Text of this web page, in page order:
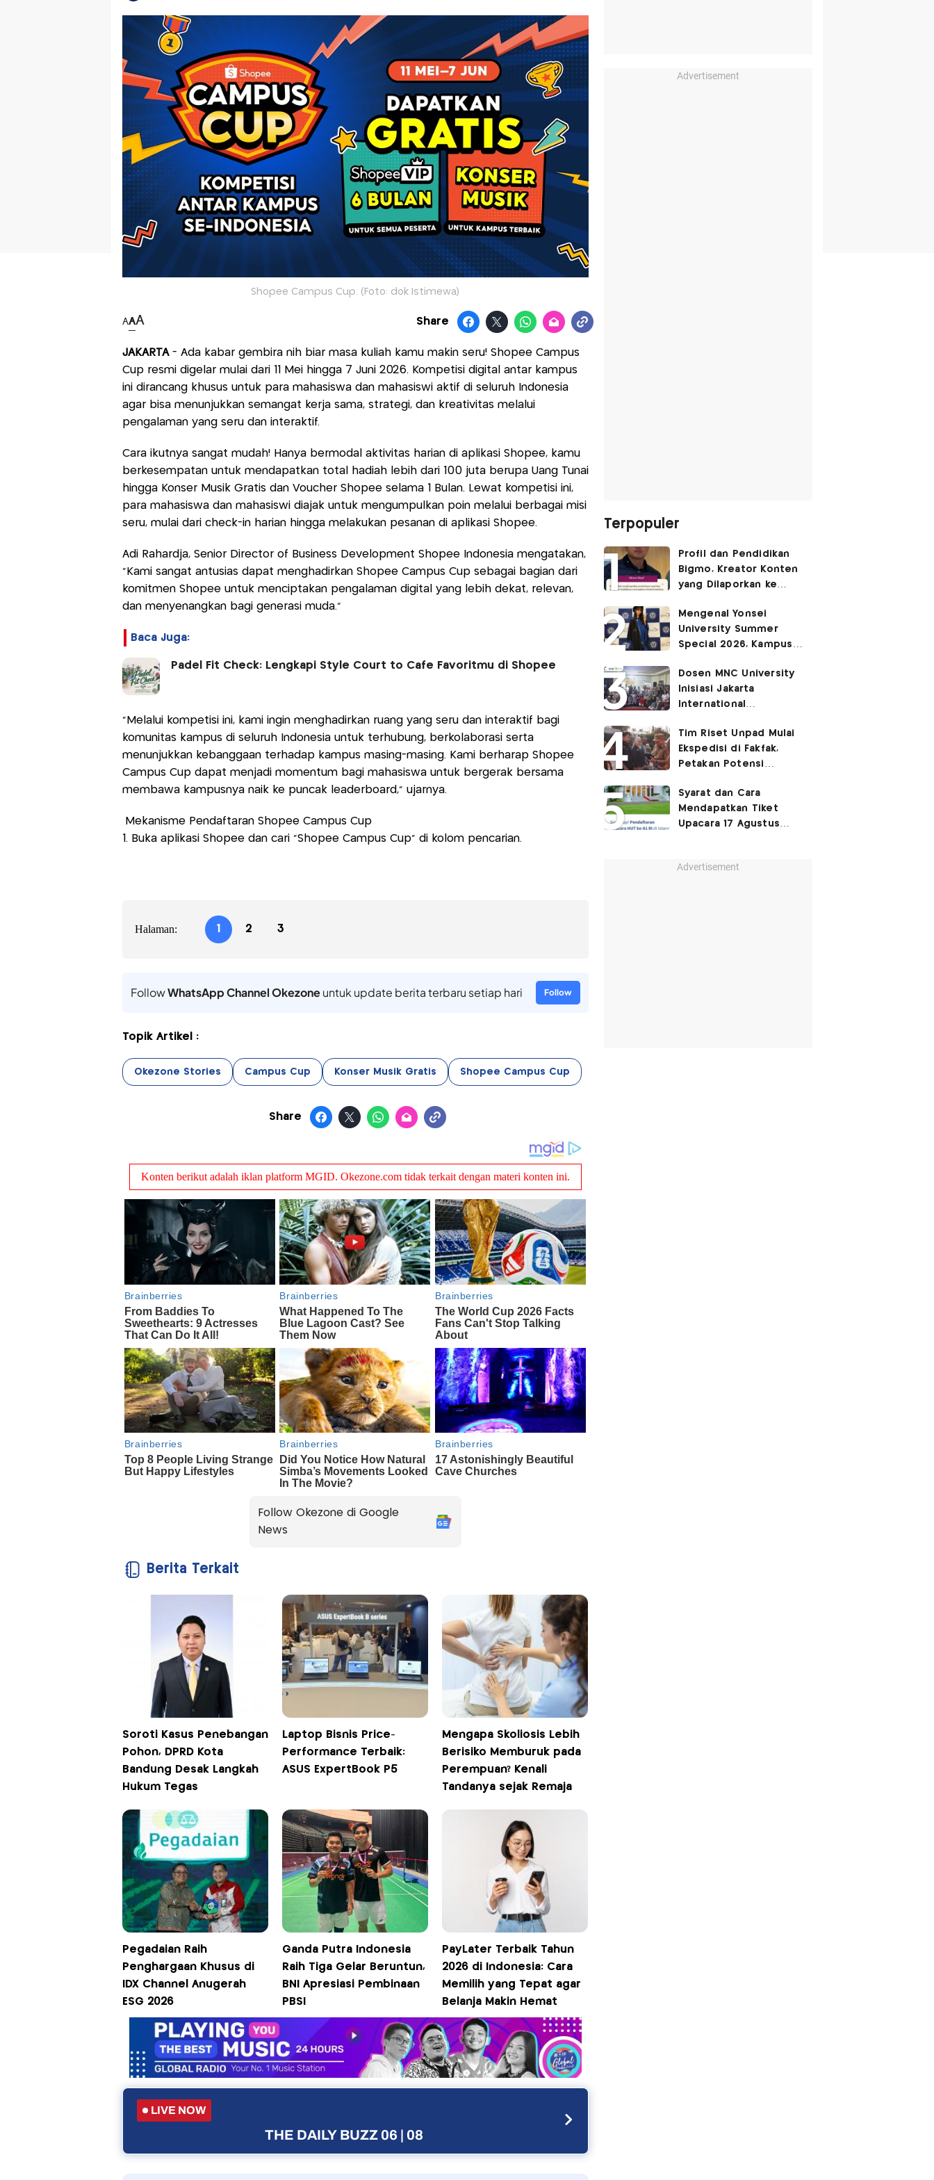
Shopee Campus Cup. (Foto: dok Istimewa)
AAA Share
JAKARTA- Ada kabar gembira nih biar masa kuliah kamu makin seru! Shopee Campus
Cup resmi digelar mulai dari 11 Mei hingga 7 Juni 2026. Kompetisi digital antar kampus
ini dirancang khusus untuk para mahasiswa dan mahasiswi aktif di seluruh Indonesia
agar bisa menunjukkan semangat kerja sama, strategi, dan kreativitas melalui
pengalaman yang seru dan interaktif.
Cara ikutnya sangat mudah! Hanya bermodal aktivitas harian di aplikasi Shopee, kamu
berkesempatan untuk mendapatkan total hadiah lebih dari 100 juta berupa Uang Tunai
hingga Konser Musik Gratis dan Voucher Shopee selama 1 Bulan. Lewat kompetisi ini,
para mahasiswa dan mahasiswi diajak untuk mengumpulkan poin melalui berbagai misi
seru, mulai dari check-in harian hingga melakukan pesanan di aplikasi Shopee.
Adi Rahardja, Senior Director of Business Development Shopee Indonesia mengatakan,
“Kami sangat antusias dapat menghadirkan Shopee Campus Cup sebagai bagian dari
komitmen Shopee untuk menciptakan pengalaman digital yang lebih dekat, relevan,
dan menyenangkan bagi generasi muda.”
Baca Juga:
Padel Fit Check: Lengkapi Style Court to Cafe Favoritmu di Shopee
“Melalui kompetisi ini, kami ingin menghadirkan ruang yang seru dan interaktif bagi
komunitas kampus di seluruh Indonesia untuk terhubung, berkolaborasi serta
menunjukkan kebanggaan terhadap kampus masing-masing. Kami berharap Shopee
Campus Cup dapat menjadi momentum bagi mahasiswa untuk bergerak bersama
membawa kampusnya naik ke puncak leaderboard,” ujarnya.
Mekanisme Pendaftaran Shopee Campus Cup
1. Buka aplikasi Shopee dan cari “Shopee Campus Cup” di kolom pencarian.
Halaman: 1 2 3
FollowWhatsApp Channel Okezoneuntuk update berita terbaru setiap hari Follow
Topik Artikel :
Okezone Stories Campus Cup Konser Musik Gratis Shopee Campus Cup
Share
Follow Okezone di Google
News
Berita Terkait
Soroti Kasus Penebangan
Pohon, DPRD Kota
Bandung Desak Langkah
Hukum Tegas
Laptop Bisnis Price-
Performance Terbaik:
ASUS ExpertBook P5
Mengapa Skoliosis Lebih
Berisiko Memburuk pada
Perempuan? Kenali
Tandanya sejak Remaja
Pegadaian Raih
Penghargaan Khusus di
IDX Channel Anugerah
ESG 2026
Ganda Putra Indonesia
Raih Tiga Gelar Beruntun,
BNI Apresiasi Pembinaan
PBSI
PayLater Terbaik Tahun
2026 di Indonesia: Cara
Memilih yang Tepat agar
Belanja Makin Hemat
LIVE NOW
THE DAILY BUZZ 06 | 08
Advertisement
Terpopuler
Profil dan Pendidikan
Bigmo, Kreator Konten
yang Dilaporkan ke
Promosi Vape
Mengenal Yonsei
University Summer
Special 2026, Kampus
yang Disebut Netizen
Tak Setara S3 UI
Dosen MNC University
Inisiasi Jakarta
International
Festival 2026, Hidupkan
Ruang Kota Melalui Seni
Pertunjukan
Tim Riset Unpad Mulai
Ekspedisi di Fakfak,
Petakan Potensi
Bomberay–Tomage
Syarat dan Cara
Mendapatkan Tiket
Upacara 17 Agustus
Advertisement